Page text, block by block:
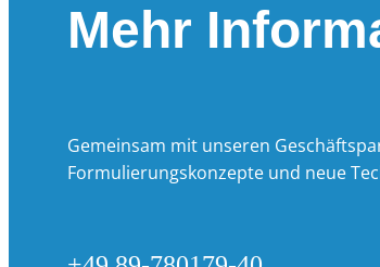
Mehr
Gemeinsam mit unseren
Formulierungskonzepte und neue